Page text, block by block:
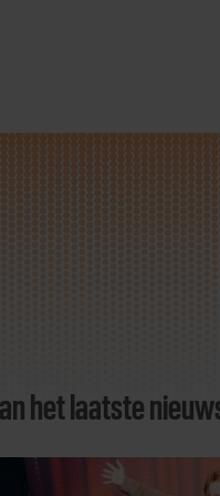
het laatste